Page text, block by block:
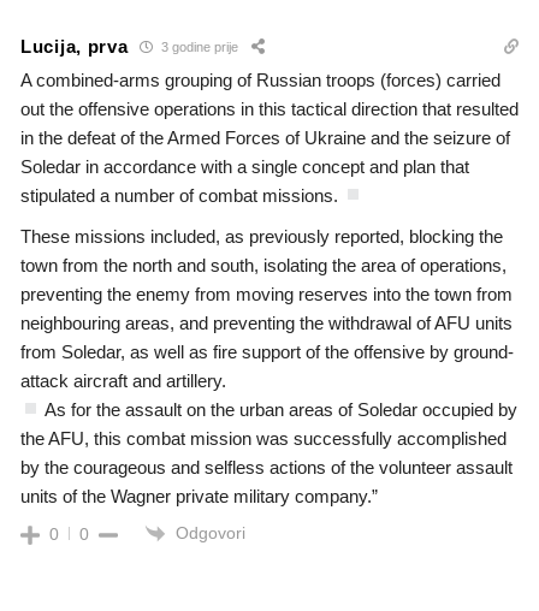
Lucija, prva 3 godine prije
A combined-arms grouping of Russian troops (forces) carried
out the offensive operations in this tactical direction that resulted
in the defeat of the Armed Forces of Ukraine and the seizure of
Soledar in accordance with a single concept and plan that
stipulated a number of combat missions.
These missions included, as previously reported, blocking the
town from the north and south, isolating the area of operations,
preventing the enemy from moving reserves into the town from
neighbouring areas, and preventing the withdrawal of AFU units
from Soledar, as well as fire support of the offensive by ground-
attack aircraft and artillery.
As for the assault on the urban areas of Soledar occupied by
the AFU, this combat mission was successfully accomplished
by the courageous and selfless actions of the volunteer assault
units of the Wagner private military company.”
0 0 Odgovori